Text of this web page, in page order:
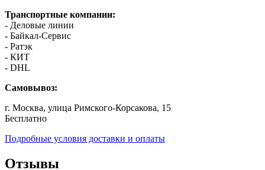
Транспортные компании:
- Деловые линии
- Байкал-Сервис
- Ратэк
- КИТ
- DHL
Самовывоз:
г. Москва, улица Римского-Корсакова, 15
Бесплатно
Подробные условия доставки и оплаты
Отзывы